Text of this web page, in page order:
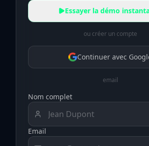
Essayer la démo
ou créer un compte
Continuer avec
email
Nom complet
Email